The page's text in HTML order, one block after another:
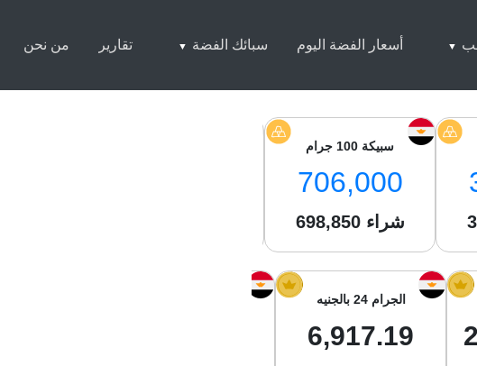
أسعار الفضة اليوم سبائك الفضة تقارير من نحن
سبيكة 100 جرام
706,000
698,850 شراء
الجرام 24 بالجنيه
6,917.19